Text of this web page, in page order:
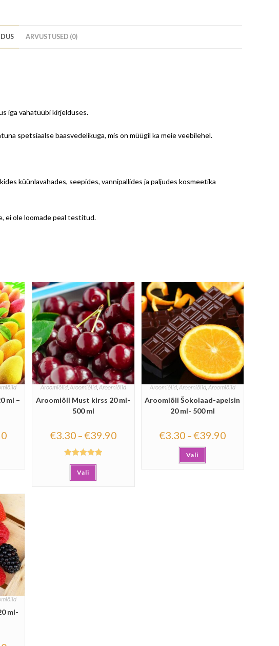
ARVUSTUSED (0)
iga vahatüübi kirjelduses.
spetsiaalse baasvedelikuga, mis on müügil ka meie veebilehel.
küünlavahades, seepides, vannipallides ja paljudes kosmeetika
ei ole loomade peal testitud.
ml –
Aroomiõlid, Aroomiõlid, Aroomiõlid
Aroomiõli Must kirss 20 ml-
500 ml
€3.30 –€39.90
Hinnanguga
5.00/ 5
Vali
Aroomiõlid, Aroomiõlid, Aroomiõlid
Aroomiõli Šokolaad-apelsin
20 ml- 500 ml
€3.30 –€39.90
Vali
ml-